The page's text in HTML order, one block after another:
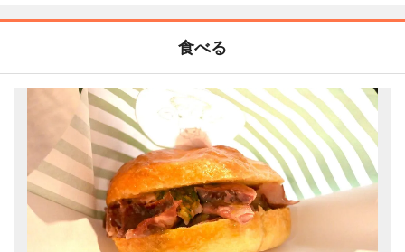
食べる